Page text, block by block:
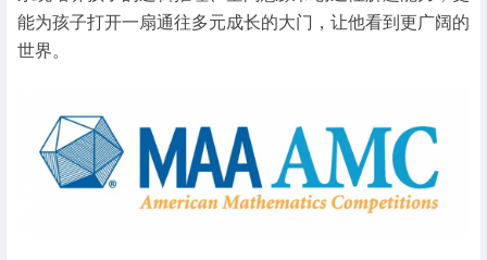
能为孩子打开一扇通往多元成长的大门，让他看到更广阔的
世界。